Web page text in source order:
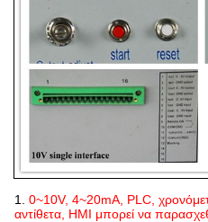
1. 0~10V, 4~20mA, PLC,
αντίθετα, HMI μπορεί να